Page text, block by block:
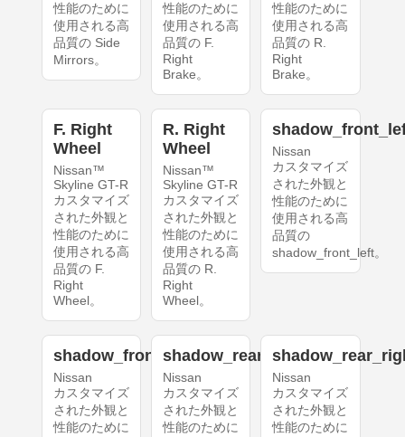
性能のために
使用される高
品質の Side
Mirrors。
性能のために
使用される高
品質の F.
Right
Brake。
性能のために
使用される高
品質の R.
Right
Brake。
F. Right
Wheel
Nissan™
Skyline GT-R
カスタマイズ
された外観と
性能のために
使用される高
品質の F.
Right
Wheel。
R. Right
Wheel
Nissan™
Skyline GT-R
カスタマイズ
された外観と
性能のために
使用される高
品質の R.
Right
Wheel。
Nissan
カスタマイズ
された外観と
性能のために
使用される高
品質の
shadow_front_left。
shadow_front_right
Nissan
カスタマイズ
された外観と
性能のために
shadow_rear_left
Nissan
カスタマイズ
された外観と
性能のために
Nissan
カスタマイズ
された外観と
性能のために